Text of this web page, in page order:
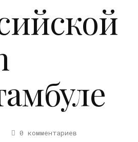
0 комментариев